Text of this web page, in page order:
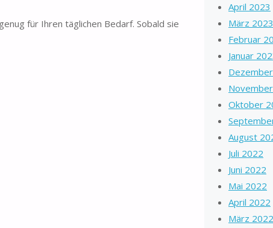
für Ihren täglichen Bedarf. Sobald sie
April 2023
März 2023
Februar
Januar
Oktober
August
Juli 2022
Juni 2022
Mai 2022
April 2022
März 2022